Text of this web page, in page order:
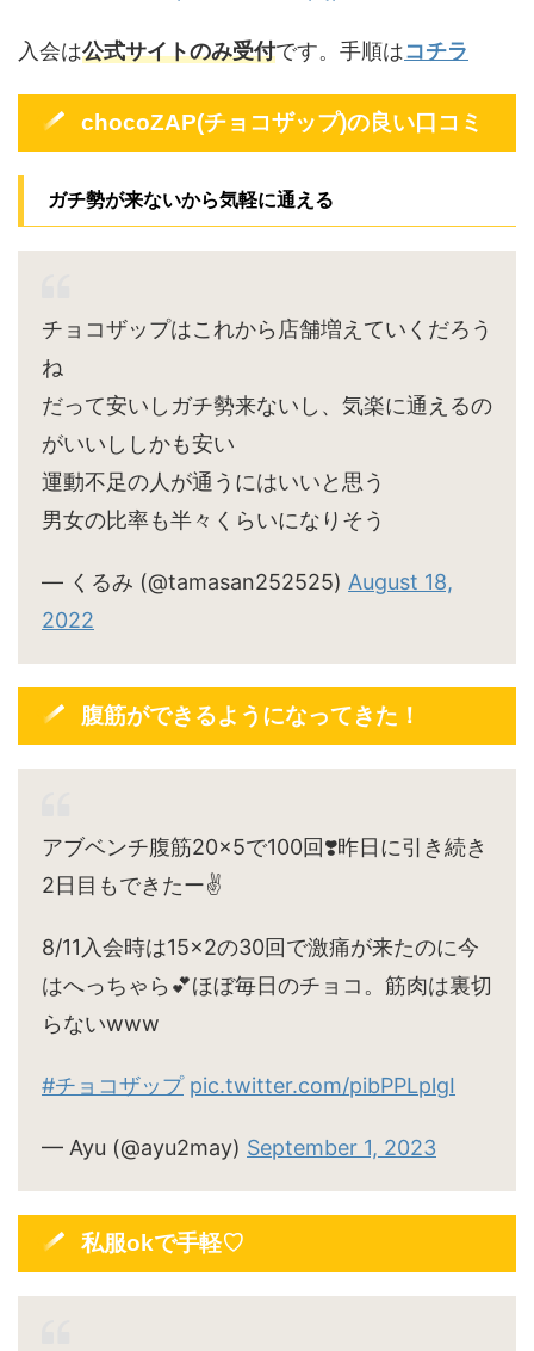
入会は公式サイトのみ受付です。手順はコチラ
chocoZAP(チョコザップ)の良い口コミ
ガチ勢が来ないから気軽に通える
チョコザップはこれから店舗増えていくだろう
ね
だって安いしガチ勢来ないし、気楽に通えるの
がいいししかも安い
運動不足の人が通うにはいいと思う
男女の比率も半々くらいになりそう
— くるみ (@tamasan252525) August 18,
2022
腹筋ができるようになってきた！
アブベンチ腹筋20×5で100回❣️昨日に引き続き
2日目もできたー✌️
8/11入会時は15×2の30回で激痛が来たのに今
はへっちゃら💕ほぼ毎日のチョコ。筋肉は裏切
らないwww
#チョコザップ pic.twitter.com/pibPPLplgI
— Ayu (@ayu2may) September 1, 2023
私服okで手軽♡